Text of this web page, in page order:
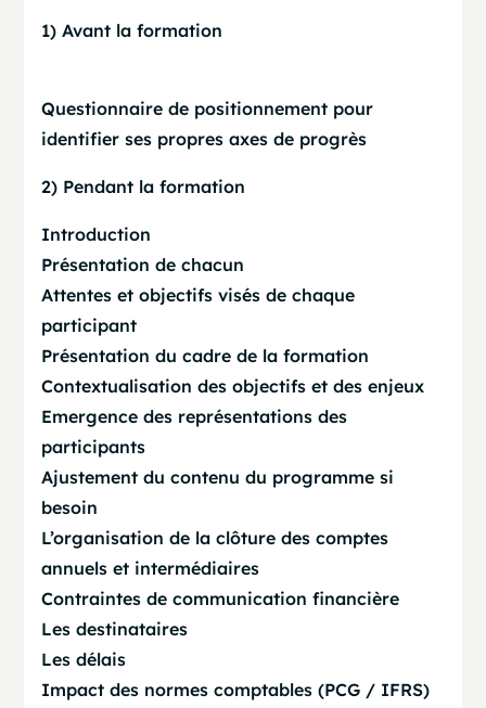
1) Avant la formation
Questionnaire de positionnement pour
identifier ses propres axes de progrès
2) Pendant la formation
Introduction
Présentation de chacun
Attentes et objectifs visés de chaque
participant
Présentation du cadre de la formation
Contextualisation des objectifs et des enjeux
Emergence des représentations des
participants
Ajustement du contenu du programme si
besoin
L’organisation de la clôture des comptes
annuels et intermédiaires
Contraintes de communication financière
Les destinataires
Les délais
Impact des normes comptables (PCG / IFRS)